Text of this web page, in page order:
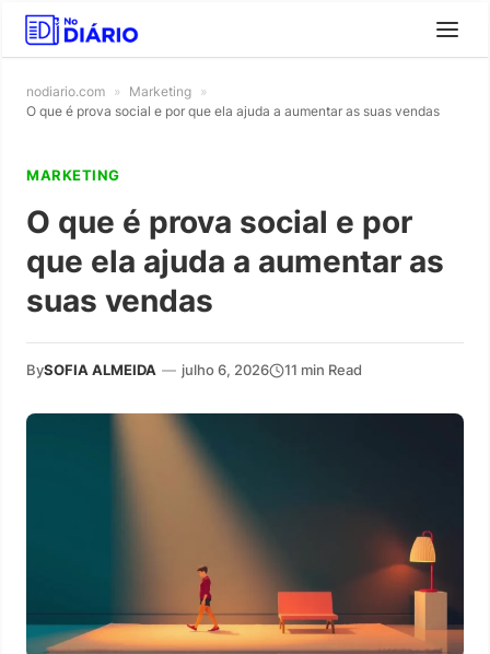
nodiario.com » Marketing »
O que é prova social e por que ela ajuda a aumentar as suas vendas
MARKETING
O que é prova social e por
que ela ajuda a aumentar as
suas vendas
BySOFIA ALMEIDA — julho 6, 2026 11 min Read